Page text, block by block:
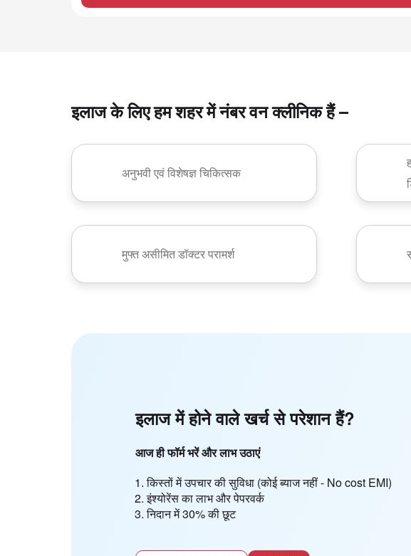
इलाज के लिए हम शहर में नंबर वन क्लीनिक हैं –
अनुभवी एवं विशेषज्ञ चिकित्सक
मुफ्त असीमित डॉक्टर परामर्श
इलाज में होने वाले खर्च से परेशान हैं?
आज ही फॉर्म भरें और लाभ उठाएं
किस्तों में उपचार की सुविधा (कोई ब्याज नहीं - No cost EMI)
इंश्योरेंस का लाभ और पेपरवर्क
निदान में 30% की छूट